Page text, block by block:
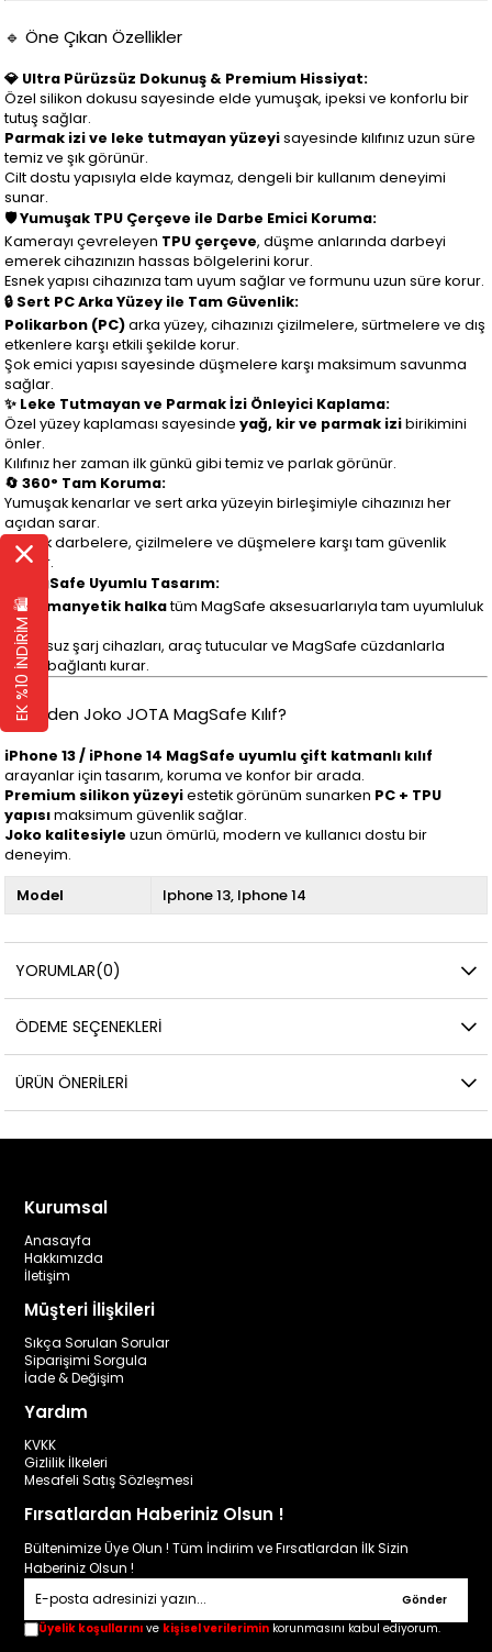
🔹 Öne Çıkan Özellikler
💎 Ultra Pürüzsüz Dokunuş & Premium Hissiyat:
Özel silikon dokusu sayesinde elde yumuşak, ipeksi ve konforlu bir
tutuş sağlar.
Parmak izi ve leke tutmayan yüzeyisayesinde kılıfınız uzun süre
temiz ve şık görünür.
Cilt dostu yapısıyla elde kaymaz, dengeli bir kullanım deneyimi
sunar.
🛡️ Yumuşak TPU Çerçeve ile Darbe Emici Koruma:
Kamerayı çevreleyen TPU çerçeve, düşme anlarında darbeyi
emerek cihazınızın hassas bölgelerini korur.
Esnek yapısı cihazınıza tam uyum sağlar ve formunu uzun süre korur.
🔒 Sert PC Arka Yüzey ile Tam Güvenlik:
Polikarbon (PC)arka yüzey, cihazınızı çizilmelere, sürtmelere ve dış
etkenlere karşı etkili şekilde korur.
Şok emici yapısı sayesinde düşmelere karşı maksimum savunma
sağlar.
✨ Leke Tutmayan ve Parmak İzi Önleyici Kaplama:
Özel yüzey kaplaması sayesindeyağ, kir ve parmak izibirikimini
önler.
Kılıfınız her zaman ilk günkü gibi temiz ve parlak görünür.
🔄 360° Tam Koruma:
Yumuşak kenarlar ve sert arka yüzeyin birleşimiyle cihazınızı her
açıdan sarar.
Günlük darbelere, çizilmelere ve düşmelere karşı tam güvenlik
sağlar.
⚡ MagSafe Uyumlu Tasarım:
Dahili manyetik halkatüm MagSafe aksesuarlarıyla tam uyumluluk
sunar.
Kablosuz şarj cihazları, araç tutucular ve MagSafe cüzdanlarla
güçlü bağlantı kurar.
🔹 Neden Joko JOTA MagSafe Kılıf?
iPhone 13 / iPhone 14 MagSafe uyumlu çift katmanlı kılıf
arayanlar için tasarım, koruma ve konfor bir arada.
Premium silikon yüzeyiestetik görünüm sunarken PC + TPU
yapısımaksimum güvenlik sağlar.
Joko kalitesiyle uzun ömürlü, modern ve kullanıcı dostu bir
deneyim.
Model Iphone 13 Iphone 14
YORUMLAR(0)
ÖDEME SEÇENEKLERI
ÜRÜN ÖNERILERI
Kurumsal
Anasayfa
Hakkımızda
İletişim
Müşteri İlişkileri
Sıkça Sorulan Sorular
Siparişimi Sorgula
İade & Değişim
Yardım
KVKK
Gizlilik İlkeleri
Mesafeli Satış Sözleşmesi
Fırsatlardan Haberiniz Olsun !
Bültenimize Üye Olun ! Tüm İndirim ve Fırsatlardan İlk Sizin
Haberiniz Olsun !
Gönder
Üyelik koşullarını ve kişisel verilerimin korunmasını kabul ediyorum.
EK %10 İNDİRİM 🛍️